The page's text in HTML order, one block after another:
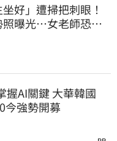
坐好」遭掃把刺眼！
照曝光…女老師恐失
握AI關鍵 大華韓國
今強勢開募